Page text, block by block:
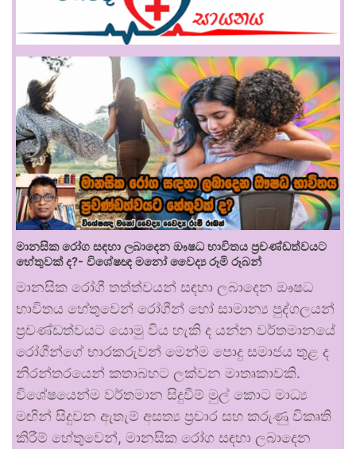
මානසික රෝග සඳහා ලබාදෙන ඖෂධ භාවිතය ප්‍රචණ්ඩත්වයට
හේතුවක් ද?- විශේෂඥ මනෝ වෛද්‍ය රූමි රූබන්
මානසික රෝගී තත්ත්වයන් සඳහා ලබාදෙන ඖෂධ
භාවිතය හේතුවෙන් රෝගීන් හෝ සාමාන්‍ය පුද්ගලයන්
ප්‍රචණ්ඩත්වයට යොමු විය හැකි ද යන්න වර්තමානයේ
රෝගීන්ගේ භාරකරුවන් මෙන්ම පොදු සමාජය තුළ ද
නිරන්තරයෙන් කතාබහට ලක්වන මාතෘකාවකි.
විශේෂයෙන්ම වර්තමාන සිදුවීම් මුල් කොට මාධ්‍ය
මඟින් සිදුවන ඇතැම් අසත්‍ය ප්‍රචාර සහ කරුණු විකෘති
කිරීම් හේතුවෙන්, මානසික රෝග සඳහා ලබාදෙන